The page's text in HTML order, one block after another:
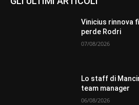
Vinicius rinnova
perde Rodri
07/08/2026
Lo staff di
team manager
06/08/2026